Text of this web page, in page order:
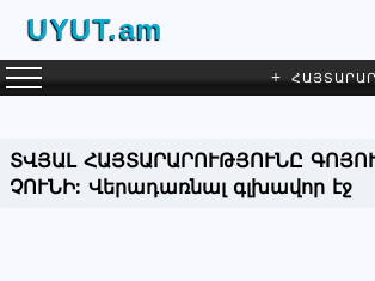
UYUT.am
+
ՏՎՅԱԼ ՀԱՅՏԱՐԱՐՈՒԹՅՈՒՆԸ
ՉՈՒՆԻ: Վերադառնալ գլխավոր էջ